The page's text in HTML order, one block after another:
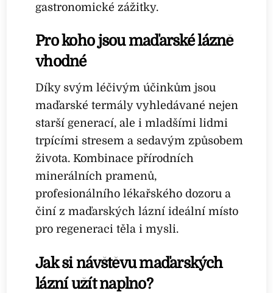
gastronomické zážitky.
Pro koho jsou maďarské lázně
vhodné
Díky svým léčivým účinkům jsou
maďarské termály vyhledávané nejen
starší generací, ale i mladšími lidmi
trpícími stresem a sedavým způsobem
života. Kombinace přírodních
minerálních pramenů,
profesionálního lékařského dozoru a
činí z maďarských lázní ideální místo
pro regeneraci těla i mysli.
Jak si návštěvu maďarských
lázní užít naplno?